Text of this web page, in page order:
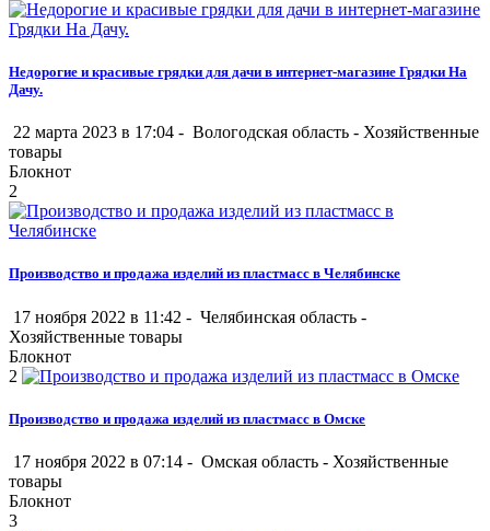
Недорогие и красивые грядки для дачи в интернет-магазине Грядки На
Дачу.
22 марта 2023 в 17:04 - Вологодская область - Хозяйственные
товары
Блокнот
2
Производство и продажа изделий из пластмасс в Челябинске
17 ноября 2022 в 11:42 - Челябинская область -
Хозяйственные товары
Блокнот
2
Производство и продажа изделий из пластмасс в Омске
17 ноября 2022 в 07:14 - Омская область - Хозяйственные
товары
Блокнот
3